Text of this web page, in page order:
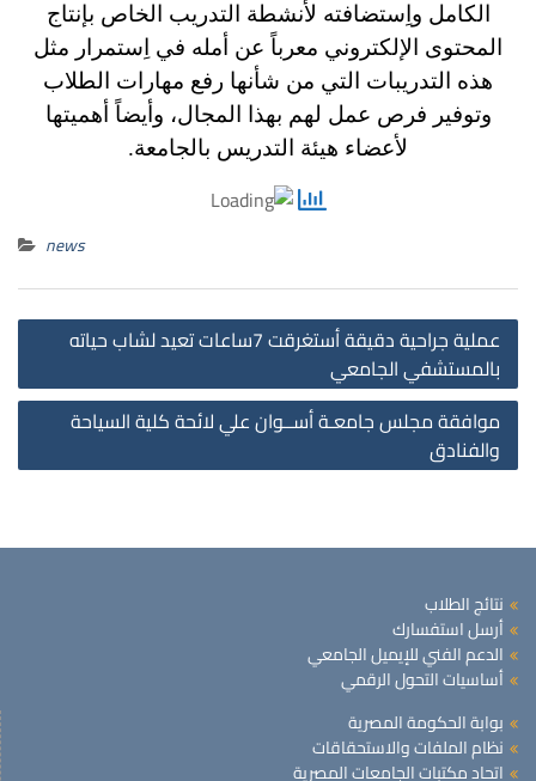
الكامل واِستضافته لأنشطة التدريب الخاص بإنتاج
المحتوى الإلكتروني معرباً عن أمله في اِستمرار مثل
هذه التدريبات التي من شأنها رفع مهارات الطلاب
وتوفير فرص عمل لهم بهذا المجال، وأيضاً أهميتها
لأعضاء هيئة التدريس بالجامعة.
news
عملية جراحية دقيقة أستغرقت 7ساعات تعيد لشاب حياته
بالمستشفي الجامعي
موافقة مجلس جامعـة أســوان علي لائحة كلية السياحة
والفنادق
نتائج الطلاب
أرسل استفسارك
الدعم الفني للإيميل الجامعي
أساسيات التحول الرقمي
بوابة الحكومة المصرية
نظام الملفات والاستحقاقات
اتحاد مكتبات الجامعات المصرية